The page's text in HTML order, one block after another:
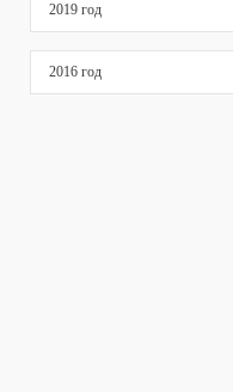
2019 год
2016 год